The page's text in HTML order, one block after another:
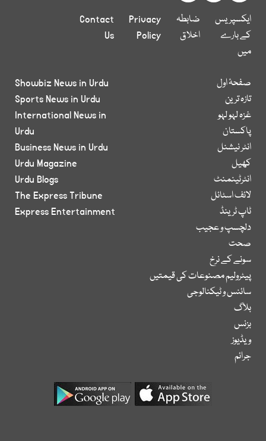
ایکسپریس
کے بارے
میں
ضابطہ
اخلاق
Privacy
Policy
Contact
Us
صفحۂ اول
تازہ ترین
غزہ لہو لہو
پاکستان
انٹر نیشنل
کھیل
انٹرٹینمنٹ
لائف اسٹائل
ٹاپ ٹرینڈ
دلچسپ و عجیب
صحت
سونے کے نرخ
پیٹرولیم مصنوعات کی قیمتیں
سائنس و ٹیکنالوجی
بلاگ
بزنس
ویڈیوز
جرائم
Showbiz News in Urdu
Sports News in Urdu
International News in
Urdu
Business News in Urdu
Urdu Magazine
Urdu Blogs
The Express Tribune
Express Entertainment